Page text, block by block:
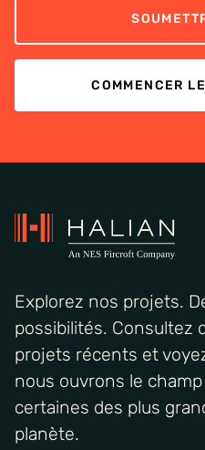
COMMENCER
Explorez nos projets.
possibilités. Consultez
projets récents et
nous ouvrons le
certaines des plus
planète.